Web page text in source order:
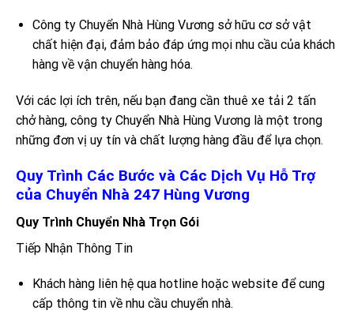
Công ty Chuyển Nhà Hùng Vương sở hữu cơ sở vật
chất hiện đại, đảm bảo đáp ứng mọi nhu cầu của khách
hàng về vận chuyển hàng hóa.
Với các lợi ích trên, nếu bạn đang cần thuê xe tải 2 tấn
chở hàng, công ty Chuyển Nhà Hùng Vương là một trong
những đơn vị uy tín và chất lượng hàng đầu để lựa chọn.
Quy Trình Các Bước và Các Dịch Vụ Hỗ Trợ
của Chuyển Nhà 247 Hùng Vương
Quy Trình Chuyển Nhà Trọn Gói
Tiếp Nhận Thông Tin
Khách hàng liên hệ qua hotline hoặc website để cung
cấp thông tin về nhu cầu chuyển nhà.